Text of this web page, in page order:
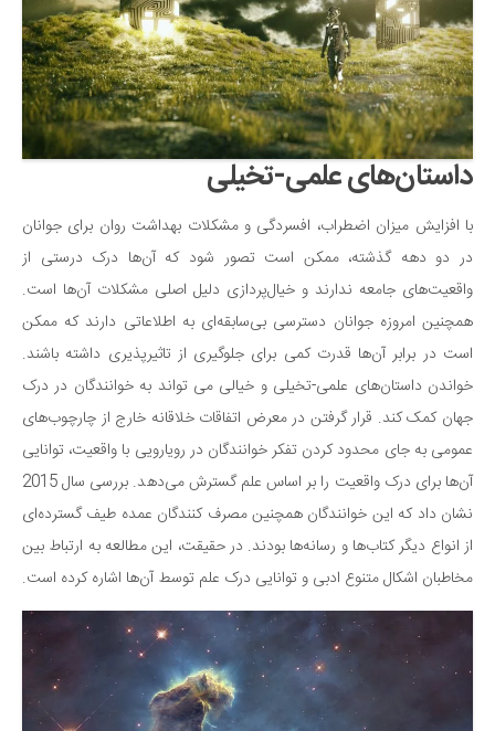
داستان‌های علمی-تخیلی
با افزایش میزان اضطراب، افسردگی و مشکلات بهداشت روان برای جوانان
در دو دهه گذشته، ممکن است تصور شود که آن‌ها درک درستی از
واقعیت‌های جامعه ندارند و خیال‌پردازی دلیل اصلی مشکلات آن‌ها است.
همچنین امروزه جوانان دسترسی بی‌سابقه‌ای به اطلاعاتی دارند که ممکن
است در برابر آن‌ها قدرت کمی برای جلوگیری از تاثیرپذیری داشته باشند.
خواندن داستان‌های علمی-تخیلی و خیالی می تواند به خوانندگان در درک
جهان کمک کند. قرار گرفتن در معرض اتفاقات خلاقانه خارج از چارچوب‌های
عمومی به جای محدود کردن تفکر خوانندگان در رویارویی با واقعیت، توانایی
آن‌ها برای درک واقعیت را بر اساس علم گسترش می‌دهد. بررسی سال 2015
نشان داد که این خوانندگان همچنین مصرف کنندگان عمده طیف گسترده‌ای
از انواع دیگر کتاب‌ها و رسانه‌ها بودند. در حقیقت، این مطالعه به ارتباط بین
مخاطبان اشکال متنوع ادبی و توانایی درک علم توسط آن‌ها اشاره کرده است.